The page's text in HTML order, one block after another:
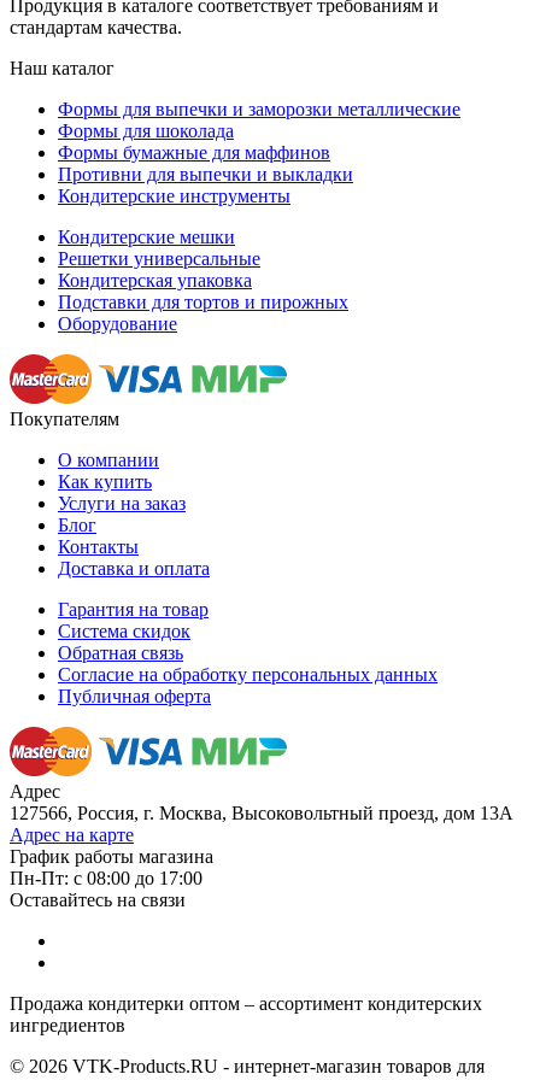
Продукция в каталоге соответствует требованиям и
стандартам качества.
Наш каталог
Формы для выпечки и заморозки металлические
Формы для шоколада
Формы бумажные для маффинов
Противни для выпечки и выкладки
Кондитерские инструменты
Кондитерские мешки
Решетки универсальные
Кондитерская упаковка
Подставки для тортов и пирожных
Оборудование
Покупателям
О компании
Как купить
Услуги на заказ
Блог
Контакты
Доставка и оплата
Гарантия на товар
Система скидок
Обратная связь
Согласие на обработку персональных данных
Публичная оферта
Адрес
127566, Россия, г. Москва, Высоковольтный проезд, дом 13А
Адрес на карте
График работы магазина
Пн-Пт: с 08:00 до 17:00
Оставайтесь на связи
Продажа кондитерки оптом – ассортимент кондитерских
ингредиентов
© 2026 VTK-Products.RU - интернет-магазин товаров для